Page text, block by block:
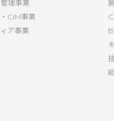
理事業
CIM事業
ア事業